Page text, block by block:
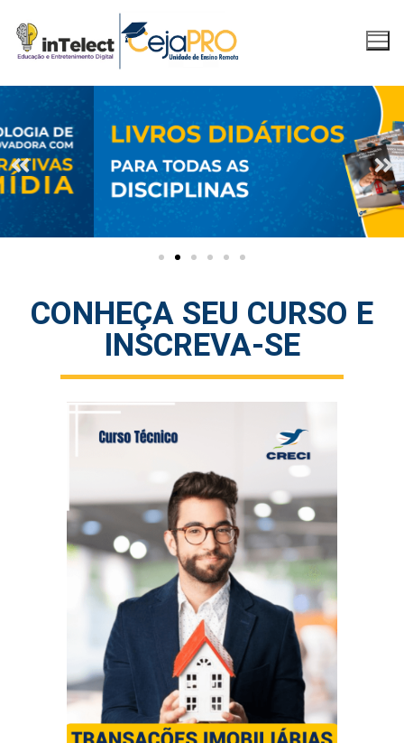
CONHEÇA SEU CURSO E
INSCREVA-SE
TÉCNICO EM
TRANSAÇÕES
IMOBILIÁRIAS
Diploma reconhecido pelo CRECI
3 Certificações + 1 Diploma Técnico
Tempo mínimo:
4 meses e 15 dias
Tempo máximo:
12 meses